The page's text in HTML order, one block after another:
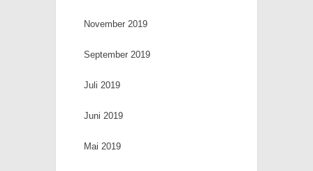
November 2019
September 2019
Juli 2019
Juni 2019
Mai 2019